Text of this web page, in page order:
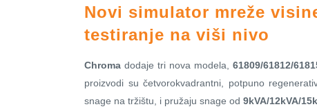
Novi simulator mreže
testiranje na viši nivo
Chroma dodaje tri nova modela, 61809/61812/
proizvodi su četvorokvadrantni, potpuno
snage na tržištu, i pružaju snage od9kVA/12kVA/